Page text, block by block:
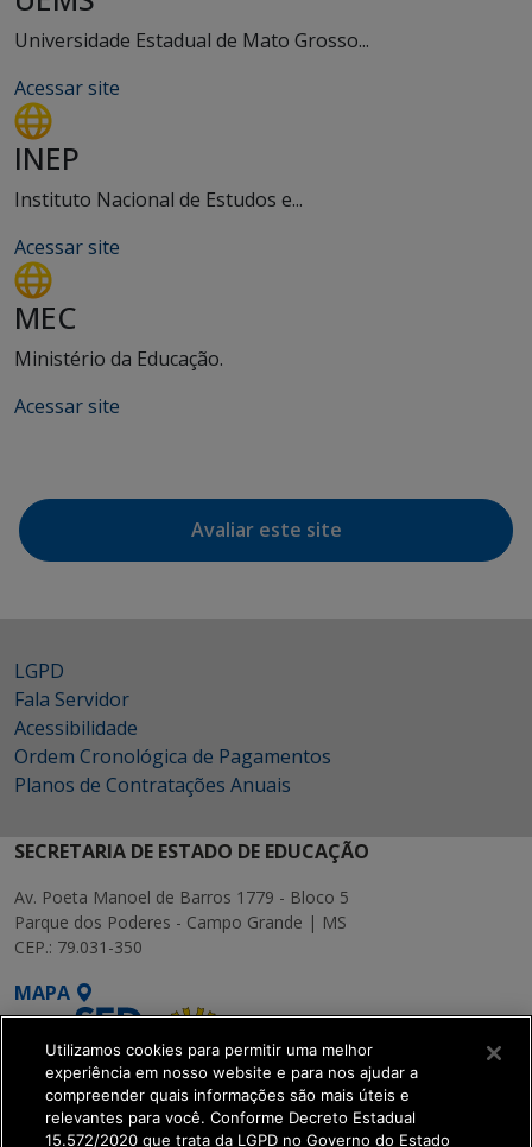
Universidade Estadual de Mato Grosso...
Acessar site
INEP
Instituto Nacional de Estudos e...
Acessar site
MEC
Ministério da Educação.
Acessar site
Avaliar este site
LGPD
Fala Servidor
Acessibilidade
Ordem Cronológica de Pagamentos
Planos de Contratações Anuais
SECRETARIA DE ESTADO DE EDUCAÇÃO
Av. Poeta Manoel de Barros 1779 - Bloco 5
Parque dos Poderes - Campo Grande | MS
CEP.: 79.031-350
MAPA
Utilizamos cookies para permitir uma melhor
experiência em nosso website e para nos ajudar a
compreender quais informações são mais úteis e
relevantes para você. Conforme Decreto Estadual
15.572/2020 que trata da LGPD no Governo do Estado